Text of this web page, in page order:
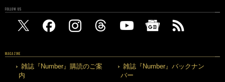
FOLLOW US
MAGAZINE
雑誌『Number』購読のご案
内
雑誌『Number』バックナン
バー